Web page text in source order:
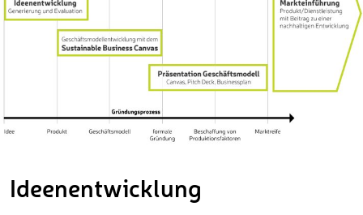
Ideenentwicklung